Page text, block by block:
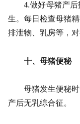
4.做好母猪产
生。每日检查母猪
排泄物、乳房等，
十、母猪便秘
母猪发生便秘
产后无乳综合征。